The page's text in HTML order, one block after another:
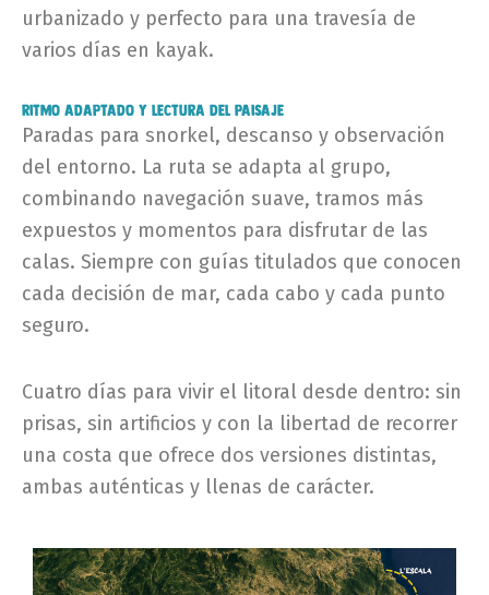
urbanizado y perfecto para una travesía de
varios días en kayak.
Ritmo adaptado y lectura del paisaje
Paradas para snorkel, descanso y observación
del entorno. La ruta se adapta al grupo,
combinando navegación suave, tramos más
expuestos y momentos para disfrutar de las
calas. Siempre con guías titulados que conocen
cada decisión de mar, cada cabo y cada punto
seguro.
Cuatro días para vivir el litoral desde dentro: sin
prisas, sin artificios y con la libertad de recorrer
una costa que ofrece dos versiones distintas,
ambas auténticas y llenas de carácter.